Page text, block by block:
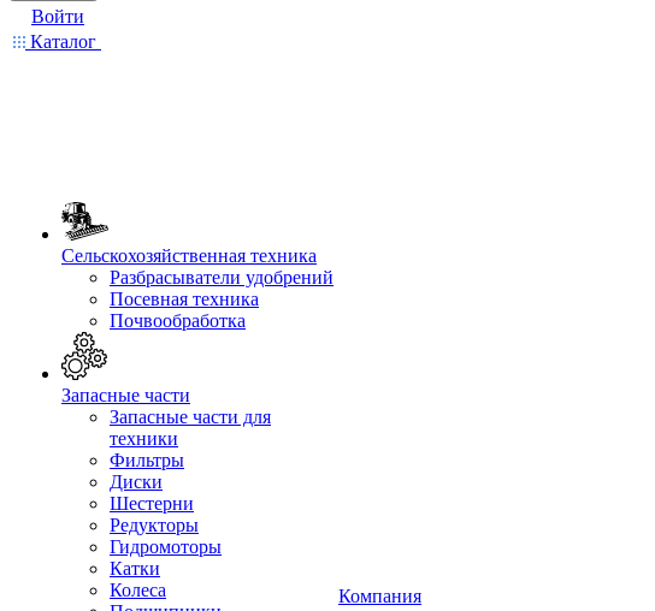
Войти
Каталог
Сельскохозяйственная техника
Разбрасыватели удобрений
Посевная техника
Почвообработка
Запасные части
Запасные части для
техники
Фильтры
Диски
Шестерни
Редукторы
Гидромоторы
Катки
Колеса
Компания